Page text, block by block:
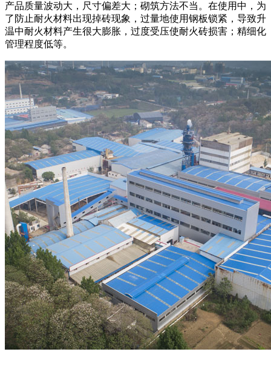
产品质量波动大，尺寸偏差大；砌筑方法不当。在使用中，为
了防止耐火材料出现掉砖现象，过量地使用钢板锁紧，导致升
温中耐火材料产生很大膨胀，过度受压使耐火砖损害；精细化
管理程度低等。